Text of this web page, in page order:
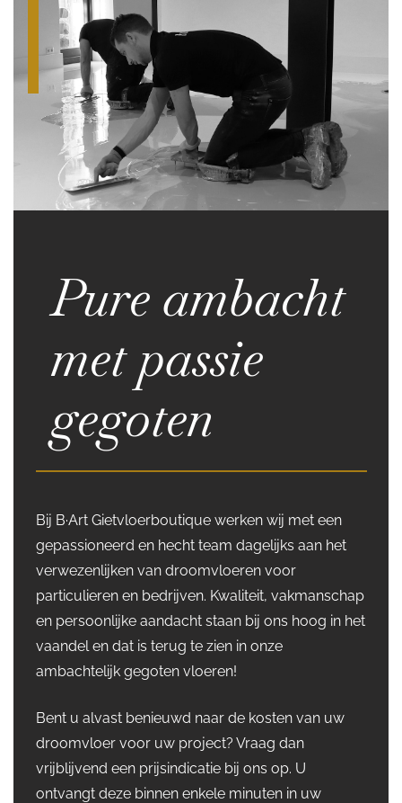
Pure ambacht
met passie
gegoten
Bij B·Art Gietvloerboutique werken wij met een
gepassioneerd en hecht team dagelijks aan het
verwezenlijken van droomvloeren voor
particulieren en bedrijven. Kwaliteit, vakmanschap
en persoonlijke aandacht staan bij ons hoog in het
vaandel en dat is terug te zien in onze
ambachtelijk gegoten vloeren!
Bent u alvast benieuwd naar de kosten van uw
droomvloer voor uw project? Vraag dan
vrijblijvend een prijsindicatie bij ons op. U
ontvangt deze binnen enkele minuten in uw